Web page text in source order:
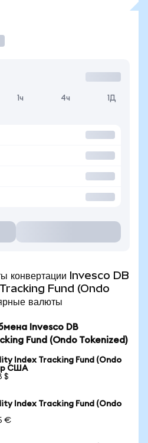
1ч 4ч 1Д
конвертации Invesco DB
Fund (Ondo
валюты
Invesco DB
Fund (Ondo Tokenized)
Index Tracking Fund (Ondo
США
$
Index Tracking Fund (Ondo
€